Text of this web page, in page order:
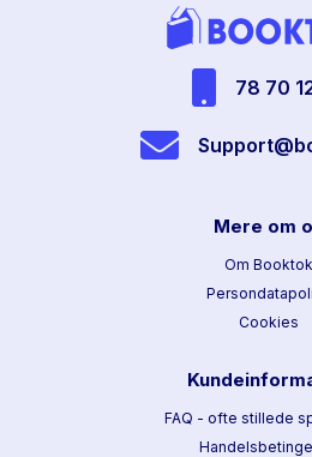
78 70
Mere om
Om Booktok
Cookies
FAQ - ofte stillede